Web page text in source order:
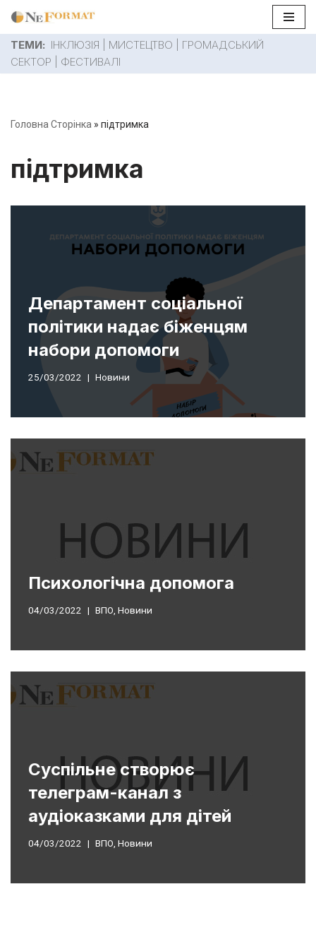
Перейти
до
вмісту
ТЕМИ: ІНКЛЮЗІЯ МИСТЕЦТВО
ГРОМАДСЬКИЙ
СЕКТОР
ФЕСТИВАЛІ
Головна Сторінка » підтримка
підтримка
Департамент соціальної
політики надає біженцям
набори допомоги
25/03/2022 Новини
Психологічна допомога
04/03/2022 ВПО, Новини
Суспільне створює
телеграм-канал з
аудіоказками для дітей
04/03/2022 ВПО, Новини